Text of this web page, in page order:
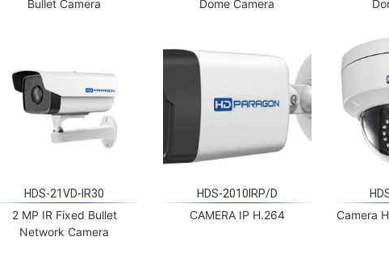
2 MP IR Fixed Bullet
Network Camera
HDS-2010IRP/D
CAMERA IP H.264
Camera